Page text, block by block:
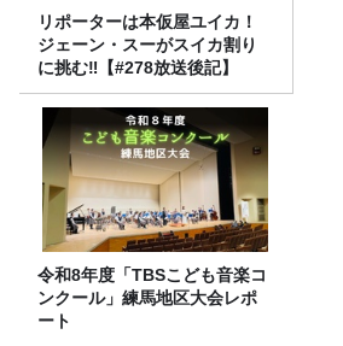
リポーターは本仮屋ユイカ！
ジェーン・スーがスイカ割り
に挑む‼【#278放送後記】
令和8年度「TBSこども音楽コ
ンクール」練馬地区大会レポ
ート